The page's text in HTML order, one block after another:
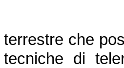
terrestre che
tecniche di